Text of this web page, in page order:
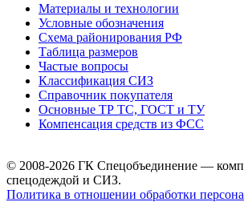
Материалы и технологии
Условные обозначения
Схема районирования РФ
Таблица размеров
Частые вопросы
Классификация СИЗ
Справочник покупателя
Основные ТР ТС, ГОСТ и ТУ
Компенсация средств из ФСС
© 2008-2026 ГК Спецобъединение —
спецодеждой и СИЗ.
Политика в отношении обработки